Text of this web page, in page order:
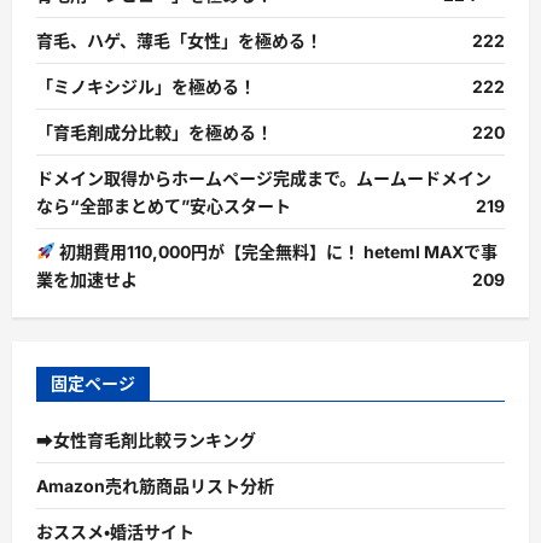
育毛、ハゲ、薄毛「女性」を極める！ 222
「ミノキシジル」を極める！ 222
「育毛剤成分比較」を極める！ 220
ドメイン取得からホームページ完成まで。ムームードメイン
なら“全部まとめて”安心スタート
219
初期費用110,000円が【完全無料】に！ heteml MAXで事
業を加速せよ
209
固定ページ
➡女性育毛剤比較ランキング
Amazon売れ筋商品リスト分析
おススメ・婚活サイト